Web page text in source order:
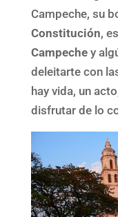
Campeche, su
Constitución,
Campechey
deleitarte con
hay vida, un
disfrutar de lo